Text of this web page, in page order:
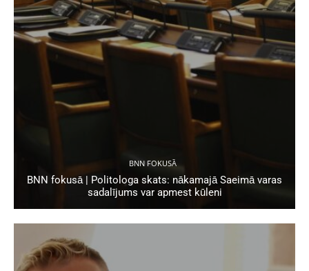
BNN FOKUSĀ
BNN fokusā | Politologa skats: nākamajā Saeimā varas
sadalījums var apmest kūleni